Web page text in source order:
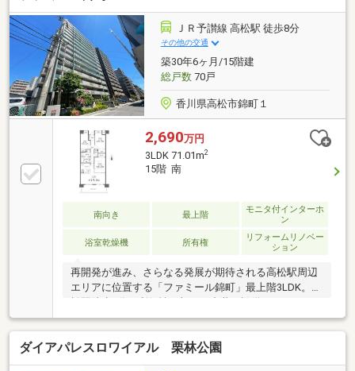
ＪＲ予讃線 高松駅 徒歩8分
その他の交通
築30年6ヶ月/15階建
総戸数70戸
香川県高松市錦町１
2,690万円
3LDK 71.01m2
15階 南
南向き 最上階
モニタ付インターホ
ン
浴室乾燥機 所有権
リフォームリノベー
ション
再開発が進み、さらなる発展が期待される高松駅周辺
エリアに位置する「ファミール錦町」最上階3LDK。高
ォームし、快適で美しい住空間へと生まれ変わりま
す。南向きで陽当たりが良く、最上階ならではの開放
感も魅力です。徒歩圏内にはマルナカ広場店や高松三
越があり、毎日のお買い物にも便利。さらに近隣には
ダイアパレスロワイアル 栗林公園